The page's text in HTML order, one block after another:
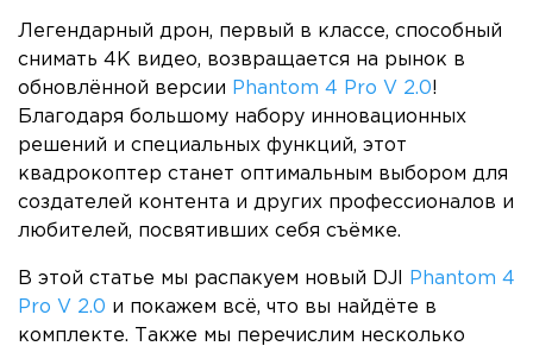
Легендарный дрон, первый в классе, способный
снимать 4K видео, возвращается на рынок в
обновлённой версии Phantom 4 Pro V 2.0!
Благодаря большому набору инновационных
решений и специальных функций, этот
квадрокоптер станет оптимальным выбором для
создателей контента и других профессионалов и
любителей, посвятивших себя съёмке.
В этой статье мы распакуем новый DJI
Phantom 4
Pro V 2.0 и покажем всё, что вы найдёте в
комплекте. Также мы перечислим несколько